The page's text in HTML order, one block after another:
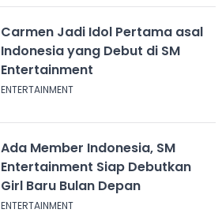
Carmen Jadi Idol Pertama asal
Indonesia yang Debut di SM
Entertainment
ENTERTAINMENT
Ada Member Indonesia, SM
Entertainment Siap Debutkan
Girl Baru Bulan Depan
ENTERTAINMENT